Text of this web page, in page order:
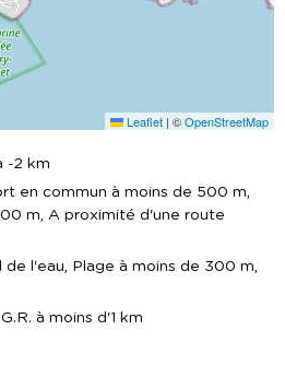
Leaflet | ©OpenStreetMap
-2 km
en commun à moins de 500 m
m A proximité d'une route
de l'eau Plage à moins de 300 m
à moins d'1 km